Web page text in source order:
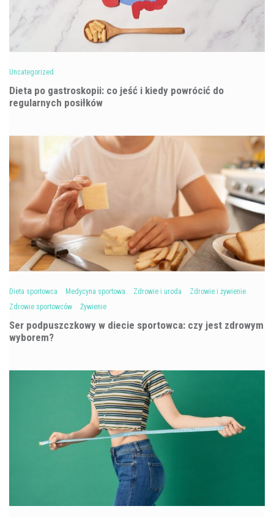
Uncategorized
Dieta po gastroskopii: co jeść i kiedy powrócić do
regularnych posiłków
Dieta sportowca Medycyna sportowa Zdrowie i uroda
Zdrowie i żywienie
Zdrowie sportowców
Żywienie
Ser podpuszczkowy w diecie sportowca: czy jest zdrowym
wyborem?